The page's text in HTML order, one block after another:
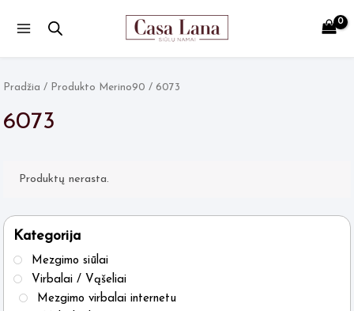
Kategorija
Mezgimo siūlai
Virbalai / Vąšeliai
Mezgimo virbalai internetu
Pradžia / Produkto Merino90 / 6073
6073
Produktų nerasta.